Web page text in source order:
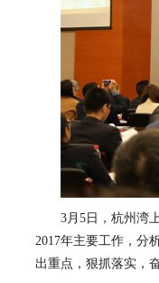
3月5日，杭州湾
2017年主要工作，分
出重点，狠抓落实，